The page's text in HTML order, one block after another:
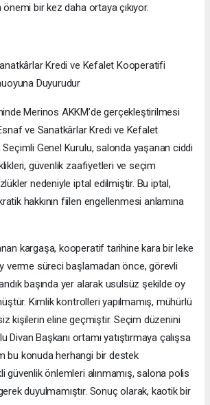
bir kez daha ortaya çıkıyor.
Kredi ve Kefalet Kooperatifi
Duyurudur
Merinos AKKM’de gerçekleştirilmesi
Esnaf ve Sanatkârlar Kredi ve Kefalet
Genel Kurulu, salonda yaşanan ciddi
güvenlik zaafiyetleri ve seçim
nedeniyle iptal edilmiştir. Bu iptal,
hakkının fiilen engellenmesi anlamına
kargaşa, kooperatif tarihine kara bir leke
verme süreci başlamadan önce, görevli
başında yer alarak usulsüz şekilde oy
Kimlik kontrolleri yapılmamış, mühürlü
kişilerin eline geçmiştir. Seçim düzenini
Divan Başkanı ortamı yatıştırmaya çalışsa
bu konuda herhangi bir destek
güvenlik önlemleri alınmamış, salona polis
duyulmamıştır. Sonuç olarak, kaotik bir